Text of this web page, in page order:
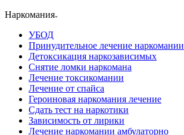
Наркомания
УБОД
Принудительное лечение наркомании
Детоксикация наркозависимых
Снятие ломки наркомана
Лечение токсикомании
Лечение от спайса
Героиновая наркомания лечение
Сдать тест на наркотики
Зависимость от лирики
Лечение наркомании амбулаторно